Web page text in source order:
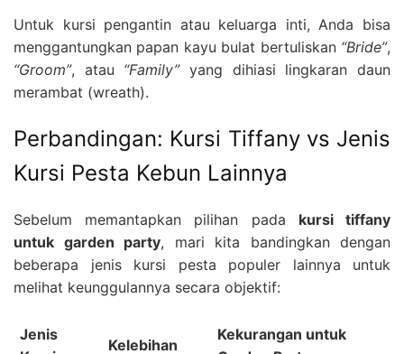
Untuk kursi pengantin atau keluarga inti, Anda bisa
menggantungkan papan kayu bulat bertuliskan “Bride”,
“Groom”, atau “Family”yang dihiasi lingkaran daun
merambat (wreath).
Perbandingan: Kursi Tiffany vs Jenis
Kursi Pesta Kebun Lainnya
Sebelum memantapkan pilihan pada kursi tiffany
untuk garden party, mari kita bandingkan dengan
beberapa jenis kursi pesta populer lainnya untuk
melihat keunggulannya secara objektif:
Jenis
Kelebihan
Kekurangan untuk